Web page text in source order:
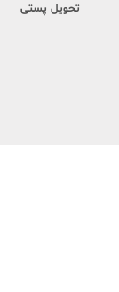
تحویل پستی